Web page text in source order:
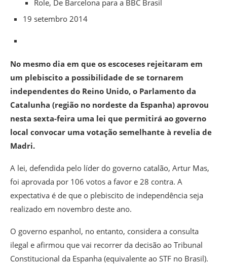
Role, De Barcelona para a BBC Brasil
19 setembro 2014
No mesmo dia em que os escoceses rejeitaram em
um plebiscito a possibilidade de se tornarem
independentes do Reino Unido, o Parlamento da
Catalunha (região no nordeste da Espanha) aprovou
nesta sexta-feira uma lei que permitirá ao governo
local convocar uma votação semelhante à revelia de
Madri.
A lei, defendida pelo líder do governo catalão, Artur Mas,
foi aprovada por 106 votos a favor e 28 contra. A
expectativa é de que o plebiscito de independência seja
realizado em novembro deste ano.
O governo espanhol, no entanto, considera a consulta
ilegal e afirmou que vai recorrer da decisão ao Tribunal
Constitucional da Espanha (equivalente ao STF no Brasil).